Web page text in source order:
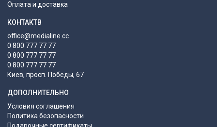
Оплата и доставка
КОНТАКТВ
office@medialine.cc
0 800 777 77 77
0 800 777 77 77
0 800 777 77 77
Киев, просп. Победы, 67
ДОПОЛНИТЕЛЬНО
Условия соглашения
Политика безопасности